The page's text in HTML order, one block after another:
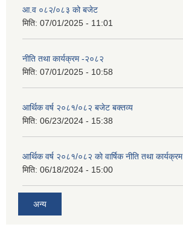
आ.व ०८२/०८३ को बजेट
मिति: 07/01/2025 - 11:01
नीति तथा कार्यक्रम -२०८२
मिति: 07/01/2025 - 10:58
आर्थिक वर्ष २०८१/०८२ बजेट बक्तव्य
मिति: 06/23/2024 - 15:38
आर्थिक वर्ष २०८१/०८२ काे वार्षिक नीति तथा कार्यक्रम
मिति: 06/18/2024 - 15:00
अन्य